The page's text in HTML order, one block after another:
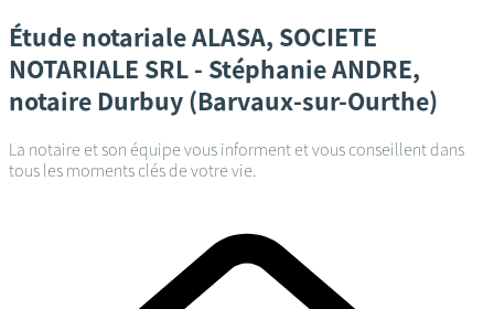
Étude notarialeALASA, SOCIETE
NOTARIALE SRL - Stéphanie ANDRE,
notaire Durbuy (Barvaux-sur-Ourthe)
La notaire et son équipe vous informent et vous conseillent dans
tous les moments clés de votre vie.